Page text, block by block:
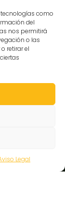
tecnologías como
del
nos permitirá
o las
retirar el
Legal